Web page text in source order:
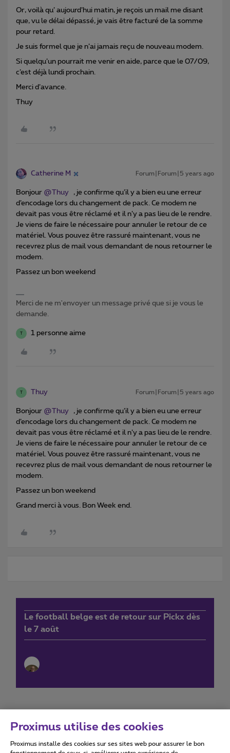
Or, voilà qu’ aujourd’hui matin, je reçois un mail me disant
que, vu le délai dépassé, je vais être facturé de la somme
pour retard.
Je suis formel que je n’ai jamais reçu de nouveau modem.
Si quelqu’un pourrait me venir en aide, parce que le 07/09,
c’est déjà lundi prochain.
Merci d’avance.
Thuy
Catherine M Forum|Forum|5 years ago
Bonjour @Thuy , je confirme qu’il y a bien eu une erreur
d’encodage lors du changement de pack. Ce modem ne
devait pas vous être réclamé et il n’y a pas lieu de le rendre.
Je viens de faire le nécessaire pour annuler le retour de ce
matériel. Vous pouvez être rassuré maintenant, vous ne
recevrez plus de mail vous demandant de nous retourner le
modem.
Passez un bon weekend ​
Merci de ne m'envoyer un message privé que si je vous le
demande.
T 1 personne aime
T Thuy Forum|Forum|5 years ago
Bonjour @Thuy , je confirme qu’il y a bien eu une erreur
d’encodage lors du changement de pack. Ce modem ne
devait pas vous être réclamé et il n’y a pas lieu de le rendre.
Je viens de faire le nécessaire pour annuler le retour de ce
matériel. Vous pouvez être rassuré maintenant, vous ne
recevrez plus de mail vous demandant de nous retourner le
modem.
Passez un bon weekend ​
Grand merci à vous. Bon Week end.
Le football belge est de retour sur Pickx dès
le 7 août
Conditions d'utilisation Accessibility statement
Proximus utilise des cookies
Proximus installe des cookies sur ses sites web pour assurer le bon